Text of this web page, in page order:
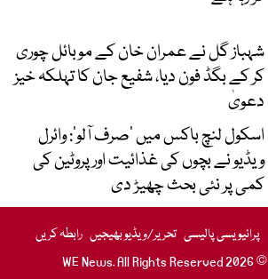
شہباز گل نے عمران خان کے موبائل چوری
کر کے بگڈ فون دیا، شفیع جان کا تہلکہ خیز
دعویٰ
اسکول لنچ باکس میں ‘صرف آلو’: وائرل
ویڈیو نے بچوں کی غذائیت اور پروٹین کی
کمی پر نئی بحث چھیڑ دی
پرائیویسی پالیسی تحریر/ویڈیو بھیجیں رابطہ کریں
© 2026 WE News. All Rights Reserved